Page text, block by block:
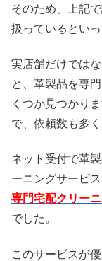
そのため、上記
扱っているとい
実店舗だけではな
と、革製品を専
くつか見つかり
で、依頼数も多
ネット受付で革
ーニングサービ
専門宅配クリー
でした。
このサービスが